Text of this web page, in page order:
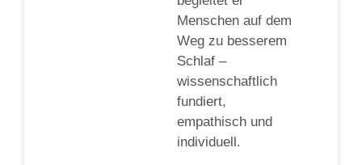
Menschen auf dem
Weg zu besserem
Schlaf –
wissenschaftlich
fundiert,
empathisch und
individuell.